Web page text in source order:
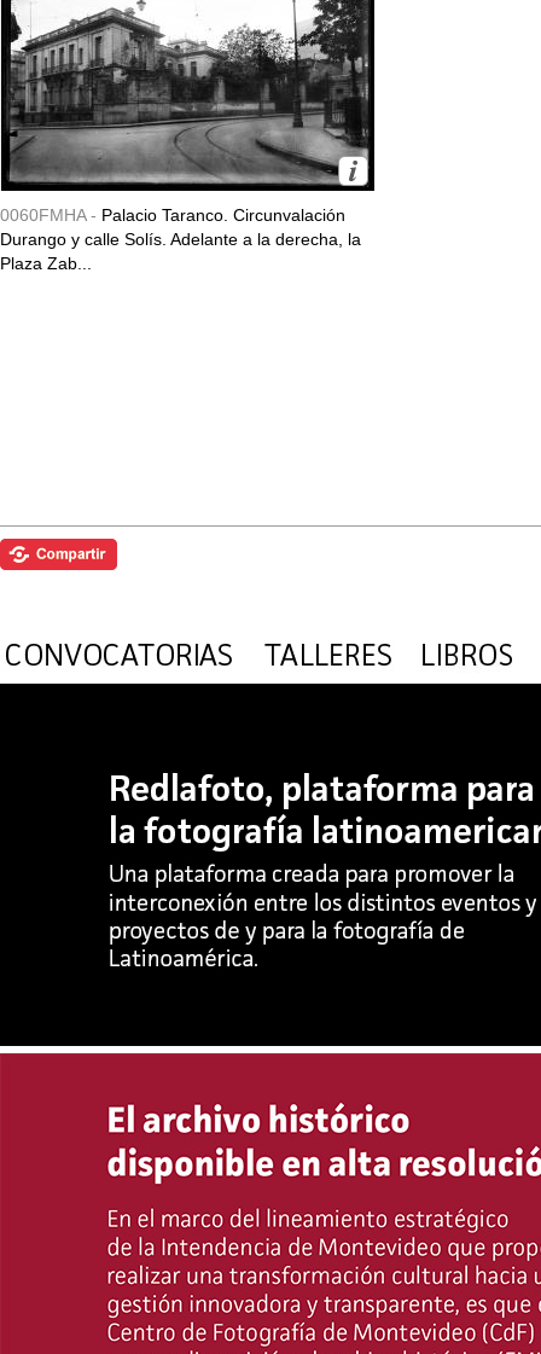
0060FMHA - Palacio Taranco. Circunvalación
Durango y calle Solís. Adelante a la derecha, la
Plaza Zab...